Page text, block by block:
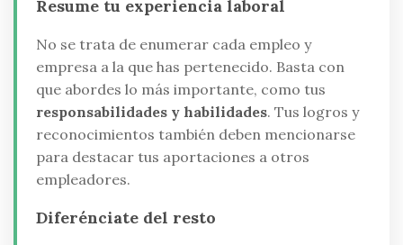
Resume tu experiencia laboral
No se trata de enumerar cada empleo y
empresa a la que has pertenecido. Basta con
que abordes lo más importante, como tus
responsabilidades y habilidades. Tus logros y
reconocimientos también deben mencionarse
para destacar tus aportaciones a otros
empleadores.
Diferénciate del resto